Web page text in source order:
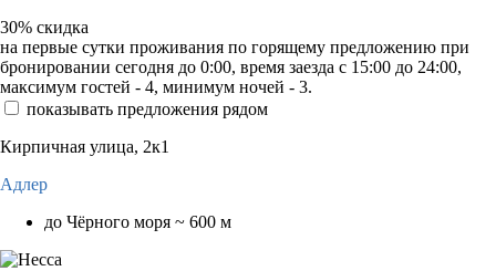
30% скидка
на первые сутки проживания по горящему предложению при
бронировании сегодня до 0:00, время заезда с 15:00 до 24:00,
максимум гостей - 4, минимум ночей - 3.
показывать предложения рядом
Кирпичная улица, 2к1
Адлер
до Чёрного моря ~ 600 м